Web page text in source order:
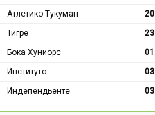
Атлетико Тукуман
Тигре
Бока Хуниорс
Институто
Индепендьенте